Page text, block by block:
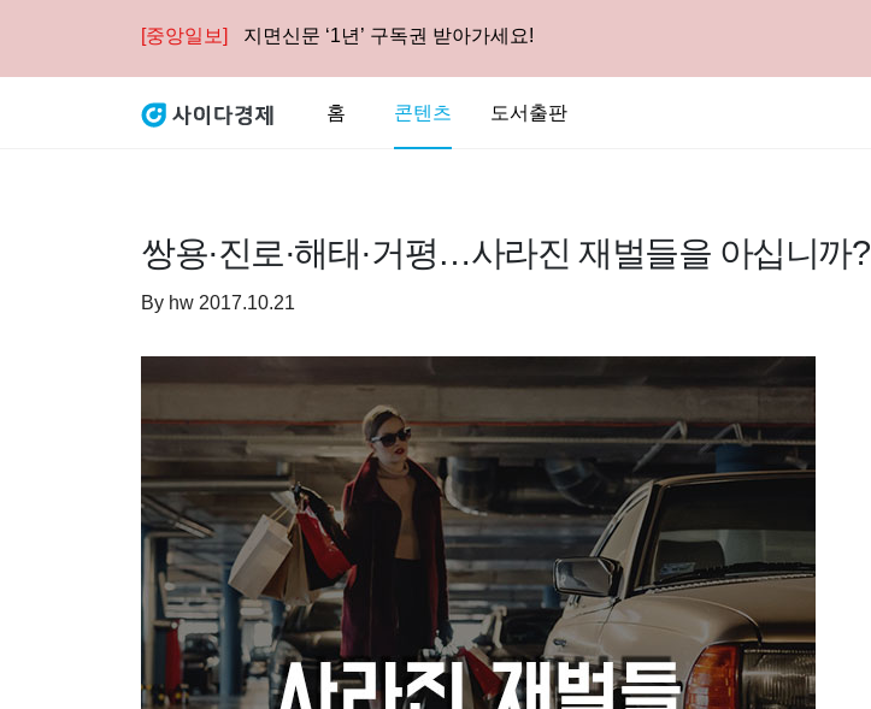
[중앙일보] 지면신문 ‘1년’ 구독권 받아가세요!
홈 콘텐츠 도서출판
쌍용·진로·해태·거평…사라진 재벌들을 아십니까?
By hw 2017.10.21